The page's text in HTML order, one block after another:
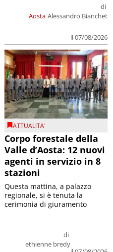
Aosta
di
Alessandro Bianchet
il 07/08/2026
ATTUALITA'
Corpo forestale della
Valle d’Aosta: 12 nuovi
agenti in servizio in 8
stazioni
di
ethienne bredy
Questa mattina, a palazzo
regionale, si è tenuta la
cerimonia di giuramento